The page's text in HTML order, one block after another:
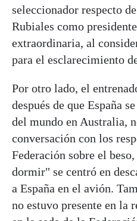
seleccionador respecto
Rubiales como
extraordinaria, al
para el esclarecimiento
Por otro lado, el
después de que España
del mundo en Australia,
conversación con los
Federación sobre el
dormir" se centró en
a España en el avión.
no estuvo presente en la